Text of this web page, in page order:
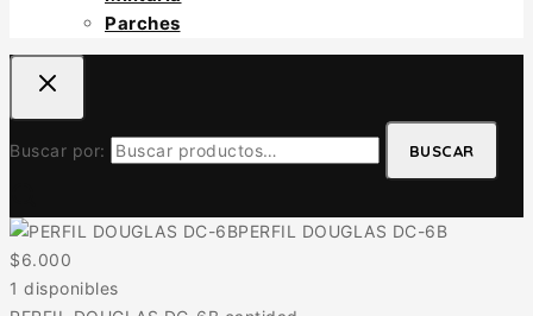
Parches
Buscar por: BUSCAR
PERFIL DOUGLAS DC-6B
$6.000
1 disponibles